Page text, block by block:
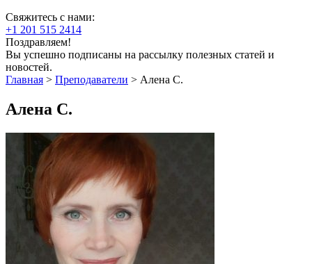
Свяжитесь с нами:
+1 201 515 2414
Поздравляем!
Вы успешно подписаны на рассылку полезных статей и
новостей.
Главная > Преподаватели > Алена С.
Алена С.